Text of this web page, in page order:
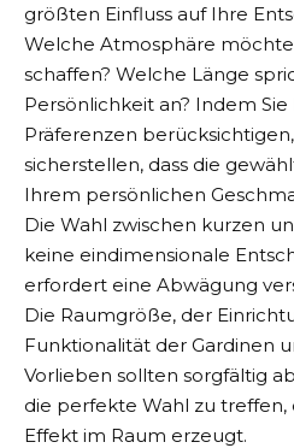
größten Einfluss auf Ihre
Welche Atmosphäre
schaffen? Welche Länge
Persönlichkeit an? Indem
Präferenzen
sicherstellen, dass die
Ihrem persönlichen
Die Wahl zwischen kurzen
keine eindimensionale
erfordert eine Abwägung
Die Raumgröße, der
Funktionalität der Gardinen
Vorlieben sollten sorgfältig
die perfekte Wahl zu
Effekt im Raum erzeugt.